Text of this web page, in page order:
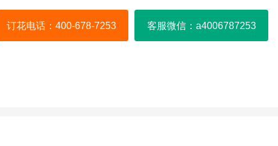
订花电话：400-678-7253 客服微信：a4006787253